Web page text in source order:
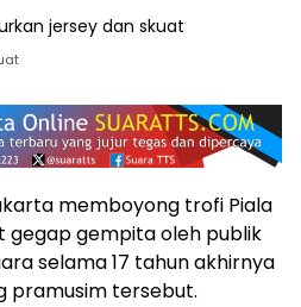
memboyong trofi Piala
gegap gempita oleh publik
selama 17 tahun akhirnya
pramusim tersebut.